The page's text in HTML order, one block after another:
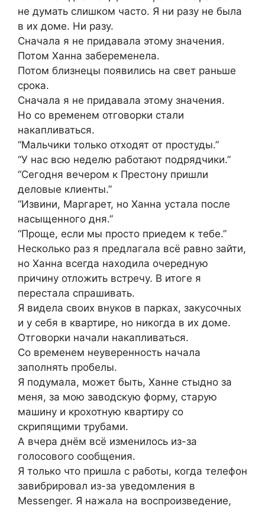
не думать слишком часто. Я ни разу не была
в их доме. Ни разу.
Сначала я не придавала этому значения.
Потом Ханна забеременела.
Потом близнецы появились на свет раньше
срока.
Сначала я не придавала этому значения.
Но со временем отговорки стали
накапливаться.
“Мальчики только отходят от простуды.”
“У нас всю неделю работают подрядчики.”
“Сегодня вечером к Престону пришли
деловые клиенты.”
“Извини, Маргарет, но Ханна устала после
насыщенного дня.”
“Проще, если мы просто приедем к тебе.”
Несколько раз я предлагала всё равно зайти,
но Ханна всегда находила очередную
причину отложить встречу. В итоге я
перестала спрашивать.
Я видела своих внуков в парках, закусочных
и у себя в квартире, но никогда в их доме.
Отговорки начали накапливаться.
Со временем неуверенность начала
заполнять пробелы.
Я подумала, может быть, Ханне стыдно за
меня, за мою заводскую форму, старую
машину и крохотную квартиру со
скрипящими трубами.
А вчера днём всё изменилось из-за
голосового сообщения.
Я только что пришла с работы, когда телефон
завибрировал из-за уведомления в
Messenger. Я нажала на воспроизведение,